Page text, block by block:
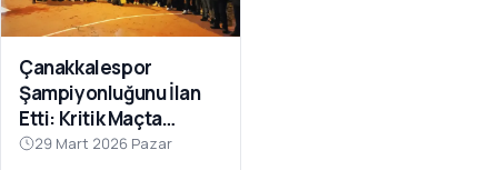
Çanakkalespor
Şampiyonluğunu İlan
Etti: Kritik Maçta
Galibiyet Geldi
29 Mart 2026 Pazar